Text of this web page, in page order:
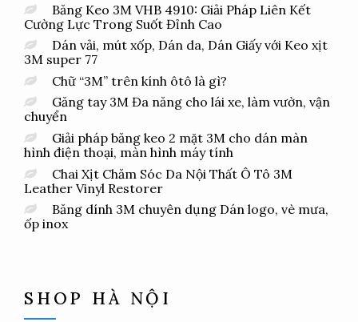
Băng Keo 3M VHB 4910: Giải Pháp Liên Kết
Cường Lực Trong Suốt Đỉnh Cao
Dán vải, mút xốp, Dán da, Dán Giấy với Keo xịt
3M super 77
Chữ “3M” trên kính ôtô là gì?
Găng tay 3M Đa năng cho lái xe, làm vườn, vận
chuyển
Giải pháp băng keo 2 mặt 3M cho dán màn
hình điện thoại, màn hình máy tính
Chai Xịt Chăm Sóc Da Nội Thất Ô Tô 3M
Leather Vinyl Restorer
Băng dính 3M chuyên dụng Dán logo, vè mưa,
ốp inox
SHOP HÀ NỘI